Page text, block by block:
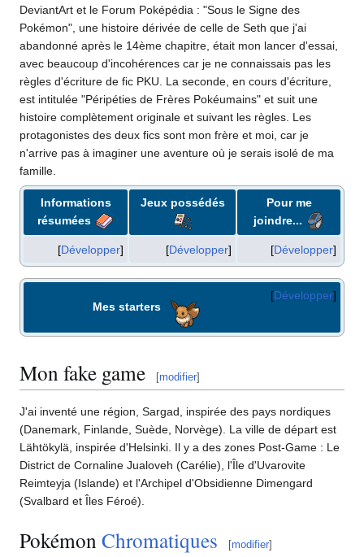
DeviantArt et le Forum Poképédia : "Sous le Signe des
Pokémon", une histoire dérivée de celle de Seth que j'ai
abandonné après le 14ème chapitre, était mon lancer d'essai,
avec beaucoup d'incohérences car je ne connaissais pas les
règles d'écriture de fic PKU. La seconde, en cours d'écriture,
est intitulée "Péripéties de Frères Pokéumains" et suit une
histoire complètement originale et suivant les règles. Les
protagonistes des deux fics sont mon frère et moi, car je
n'arrive pas à imaginer une aventure où je serais isolé de ma
famille.
Informations
résumées
Jeux possédés
Pour me
joindre...
Développer Développer Développer
Développer
Mes starters
Mon fake game [modifier]
J'ai inventé une région, Sargad, inspirée des pays nordiques
(Danemark, Finlande, Suède, Norvège). La ville de départ est
Lähtökylä, inspirée d'Helsinki. Il y a des zones Post-Game : Le
District de Cornaline Jualoveh (Carélie), l'Île d'Uvarovite
Reimteyja (Islande) et l'Archipel d'Obsidienne Dimengard
(Svalbard et Îles Féroé).
Pokémon Chromatiques [modifier]